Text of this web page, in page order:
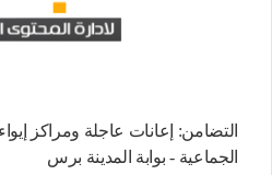
التضامن: إعانات عاجلة ومراكز
الجماعية - بوابة المدينة برس